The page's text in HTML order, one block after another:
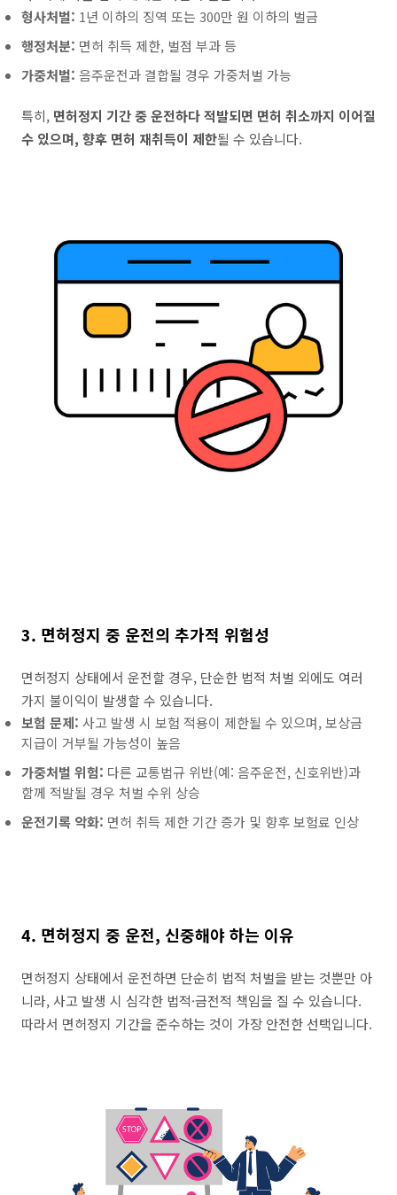
형사처벌: 1년 이하의 징역 또는 300만 원 이하의 벌금
행정처분: 면허 취득 제한, 벌점 부과 등
가중처벌: 음주운전과 결합될 경우 가중처벌 가능
특히, 면허정지 기간 중 운전하다 적발되면 면허 취소까지 이어질
수 있으며, 향후 면허 재취득이 제한될 수 있습니다.
3. 면허정지 중 운전의 추가적 위험성
면허정지 상태에서 운전할 경우, 단순한 법적 처벌 외에도 여러
가지 불이익이 발생할 수 있습니다.
보험 문제: 사고 발생 시 보험 적용이 제한될 수 있으며, 보상금
지급이 거부될 가능성이 높음
가중처벌 위험: 다른 교통법규 위반(예: 음주운전, 신호위반)과
함께 적발될 경우 처벌 수위 상승
운전기록 악화: 면허 취득 제한 기간 증가 및 향후 보험료 인상
4. 면허정지 중 운전, 신중해야 하는 이유
면허정지 상태에서 운전하면 단순히 법적 처벌을 받는 것뿐만 아
니라, 사고 발생 시 심각한 법적·금전적 책임을 질 수 있습니다.
따라서 면허정지 기간을 준수하는 것이 가장 안전한 선택입니다.